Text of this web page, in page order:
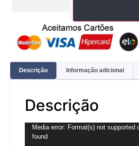
Descrição Informação adicional
Descrição
Tocador
de
Media error: Format(s) not supported
found